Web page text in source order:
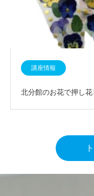
講座情報
北分館のお花で押し花